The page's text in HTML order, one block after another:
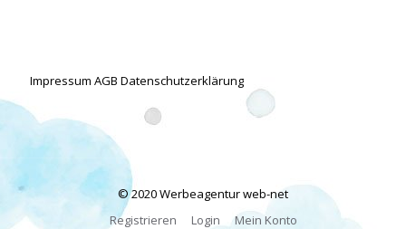
Impressum AGB Datenschutzerklärung
© 2020 Werbeagenturweb-net
Registrieren
Login Mein Konto